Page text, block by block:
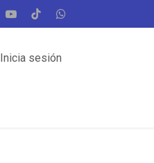
Inicia sesión